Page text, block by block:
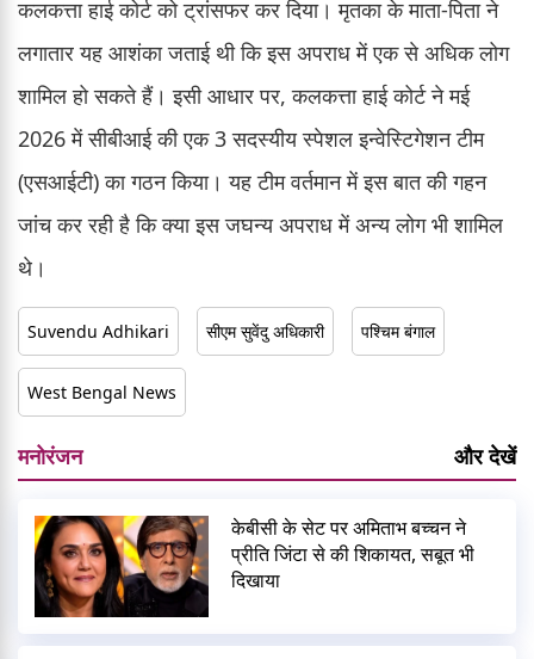
कलकत्ता हाई कोर्ट को ट्रांसफर कर दिया। मृतका के माता-पिता ने
लगातार यह आशंका जताई थी कि इस अपराध में एक से अधिक लोग
शामिल हो सकते हैं। इसी आधार पर, कलकत्ता हाई कोर्ट ने मई
2026 में सीबीआई की एक 3 सदस्यीय स्पेशल इन्वेस्टिगेशन टीम
(एसआईटी) का गठन किया। यह टीम वर्तमान में इस बात की गहन
जांच कर रही है कि क्या इस जघन्य अपराध में अन्य लोग भी शामिल
थे।
Suvendu Adhikari सीएम सुवेंदु अधिकारी पश्चिम बंगाल
West Bengal News
मनोरंजन और देखें
केबीसी के सेट पर अमिताभ बच्चन ने
प्रीति जिंटा से की शिकायत, सबूत भी
दिखाया